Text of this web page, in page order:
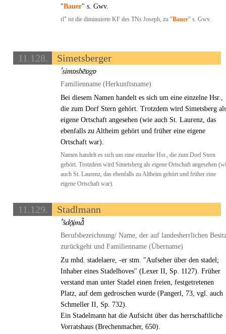
"Bauer" s. Gwv.
rl" ist die diminuierte KF des TNs Joseph, zu "Bauer" s. Gwv.
11.128. Simetsberger
Familienname (Herkunftsname)
Bei diesem Namen handelt es sich um eine einzelne Hsr.,
die zum Dorf Stern gehört. Trotzdem wird Simetsberg als
eigene Ortschaft angesehen (wie auch St. Laurenz, das
ebenfalls zu Altheim gehört und früher eine eigene
Ortschaft war).
Namen handelt es sich um eine einzelne Hsr., die zum Dorf Stern
gehört. Trotzdem wird Simetsberg als eigene Ortschaft angesehen
auch St. Laurenz, das ebenfalls zu Altheim gehört und früher eine
eigene Ortschaft war).
11.129. Stadlmann
Berufsbezeichnung/ Name, der auf landesherrlichen
zurückgeht und Familienname (Übername)
Zu mhd. stadelaere, -er stm. "Aufseher über den stadel;
Inhaber eines Stadelhoves" (Lexer II, Sp. 1127). Früher
verstand man unter Stadel einen freien, festgetretenen
Platz, auf dem gedroschen wurde (Pangerl, 73, vgl. auch
Schmeller II, Sp. 732).
Ein Stadelmann hat die Aufsicht über das herrschaftliche
Vorratshaus (Brechenmacher, 650).